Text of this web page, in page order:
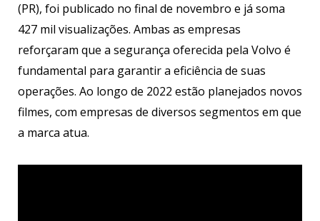
(PR), foi publicado no final de novembro e já soma
427 mil visualizações. Ambas as empresas
reforçaram que a segurança oferecida pela Volvo é
fundamental para garantir a eficiência de suas
operações. Ao longo de 2022 estão planejados novos
filmes, com empresas de diversos segmentos em que
a marca atua.